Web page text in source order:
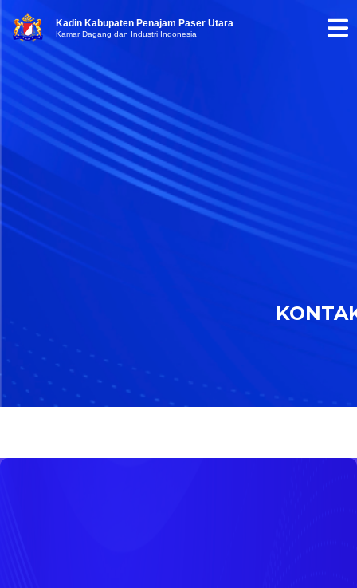
Kadin Kabupaten Penajam Paser Utara
Kamar Dagang dan Industri Indonesia